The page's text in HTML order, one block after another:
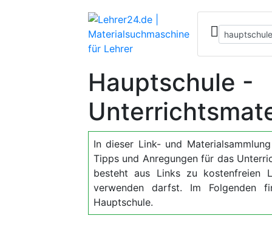
Hauptschule -
In dieser Link- und
Tipps und Anregungen für das
besteht aus Links zu kostenfreien
verwenden darfst. Im Folgenden
Hauptschule.